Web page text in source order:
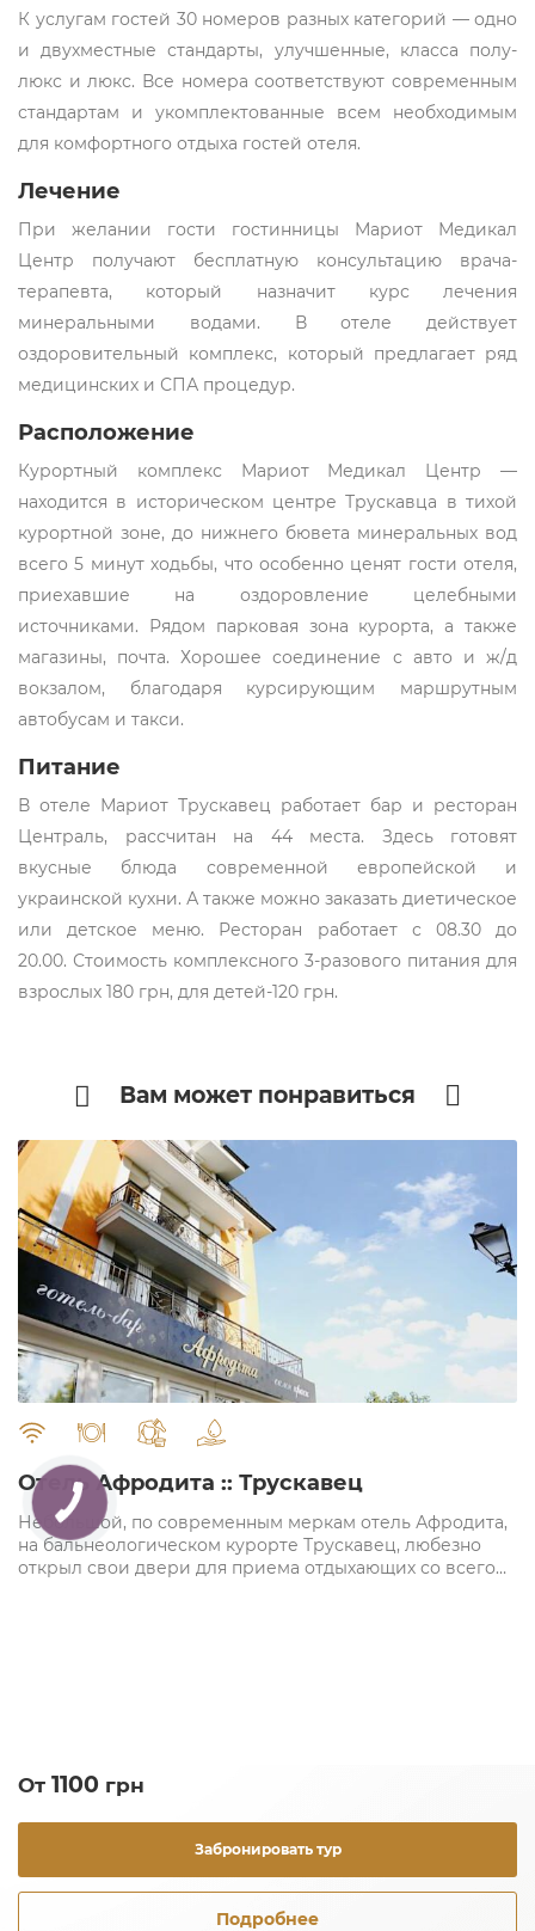
К услугам гостей 30 номеров разных категорий — одно
и двухместные стандарты, улучшенные, класса полу-
люкс и люкс. Все номера соответствуют современным
стандартам и укомплектованные всем необходимым
для комфортного отдыха гостей отеля.
Лечение
При желании гости гостинницы Мариот Медикал
Центр получают бесплатную консультацию врача-
терапевта, который назначит курс лечения
минеральными водами. В отеле действует
оздоровительный комплекс, который предлагает ряд
медицинских и СПА процедур.
Расположение
Курортный комплекс Мариот Медикал Центр —
находится в историческом центре Трускавца в тихой
курортной зоне, до нижнего бювета минеральных вод
всего 5 минут ходьбы, что особенно ценят гости отеля,
приехавшие на оздоровление целебными
источниками. Рядом парковая зона курорта, а также
магазины, почта. Хорошее соединение с авто и ж/д
вокзалом, благодаря курсирующим маршрутным
автобусам и такси.
Питание
В отеле Мариот Трускавец работает бар и ресторан
Централь, рассчитан на 44 места. Здесь готовят
вкусные блюда современной европейской и
украинской кухни. А также можно заказать диетическое
или детское меню. Ресторан работает с 08.30 до
20.00. Стоимость комплексного 3-разового питания для
взрослых 180 грн, для детей-120 грн.
Вам может понравиться
Отель Афродита :: Трускавец
Небольшой, по современным меркам отель Афродита,
на бальнеологическом курорте Трускавец, любезно
открыл свои двери для приема отдыхающих со всего
От 1100 грн
Забронировать тур
Подробнее